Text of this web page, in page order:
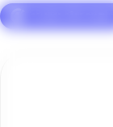
Panneau de